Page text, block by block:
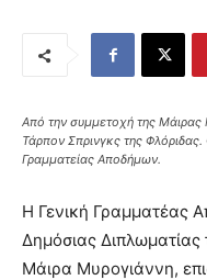
Από την συμμετοχή της Μάιρας
Τάρπον Σπρινγκς της
Γραμματείας Αποδήμων.
Η Γενική Γραμματέας
Δημόσιας
Μάιρα Μυρογιάννη,